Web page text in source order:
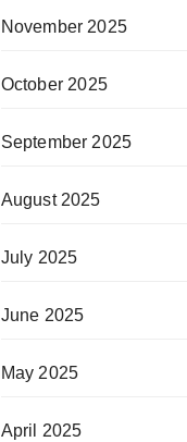
November 2025
October 2025
September 2025
August 2025
July 2025
June 2025
May 2025
April 2025